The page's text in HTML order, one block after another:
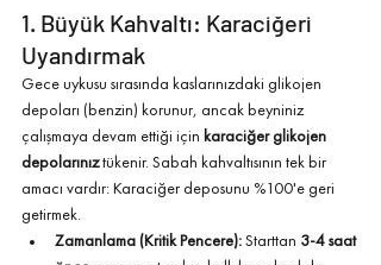
1. Büyük Kahvaltı: Karaciğeri
Uyandırmak
Gece uykusu sırasında kaslarınızdaki glikojen
depoları (benzin) korunur, ancak beyniniz
çalışmaya devam ettiği için karaciğer glikojen
depolarınız tükenir. Sabah kahvaltısının tek bir
amacı vardır: Karaciğer deposunu %100'e geri
getirmek.
Zamanlama (Kritik Pencere): Starttan 3-4 saat